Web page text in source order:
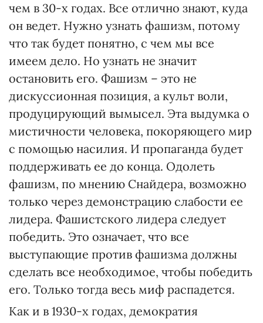
чем в 30-х годах. Все отлично знают, куда
он ведет. Нужно узнать фашизм, потому
что так будет понятно, с чем мы все
имеем дело. Но узнать не значит
остановить его. Фашизм – это не
дискуссионная позиция, а культ воли,
продуцирующий вымысел. Эта выдумка о
мистичности человека, покоряющего мир
с помощью насилия. И пропаганда будет
поддерживать ее до конца. Одолеть
фашизм, по мнению Снайдера, возможно
только через демонстрацию слабости ее
лидера. Фашистского лидера следует
победить. Это означает, что все
выступающие против фашизма должны
сделать все необходимое, чтобы победить
его. Только тогда весь миф распадется.
Как и в 1930-х годах, демократия